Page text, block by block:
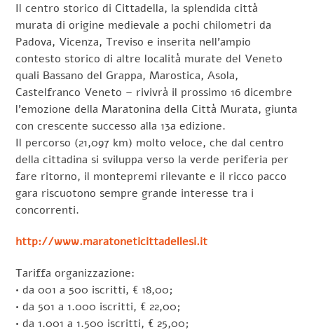
Il centro storico di Cittadella, la splendida città
murata di origine medievale a pochi chilometri da
Padova, Vicenza, Treviso e inserita nell’ampio
contesto storico di altre località murate del Veneto
quali Bassano del Grappa, Marostica, Asola,
Castelfranco Veneto – rivivrà il prossimo 16 dicembre
l’emozione della Maratonina della Città Murata, giunta
con crescente successo alla 13a edizione.
Il percorso (21,097 km) molto veloce, che dal centro
della cittadina si sviluppa verso la verde periferia per
fare ritorno, il montepremi rilevante e il ricco pacco
gara riscuotono sempre grande interesse tra i
concorrenti.
http://www.maratoneticittadellesi.it
Tariffa organizzazione:
• da 001 a 500 iscritti, € 18,00;
• da 501 a 1.000 iscritti, € 22,00;
• da 1.001 a 1.500 iscritti, € 25,00;